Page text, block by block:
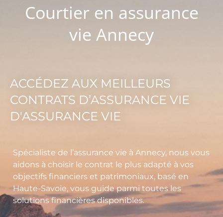
Courtier en assurance
vie Annecy
ACCÉDEZ AUX MEILLEURS
CONTRATS D’ASSURANCE VIE
D'ASSURANCE VIE
Spécialiste de l’assurance vie à Annecy, nous vous
aidons à choisir le contrat le plus adapté à vos
objectifs financiers et patrimoniaux, basé en
Haute-Savoie, vous guide parmi toutes les
solutions financières disponibles.